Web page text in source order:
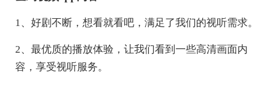
1、好剧不断，想看就看吧，满足了我们的视听需求。
2、最优质的播放体验，让我们看到一些高清画面内
容，享受视听服务。